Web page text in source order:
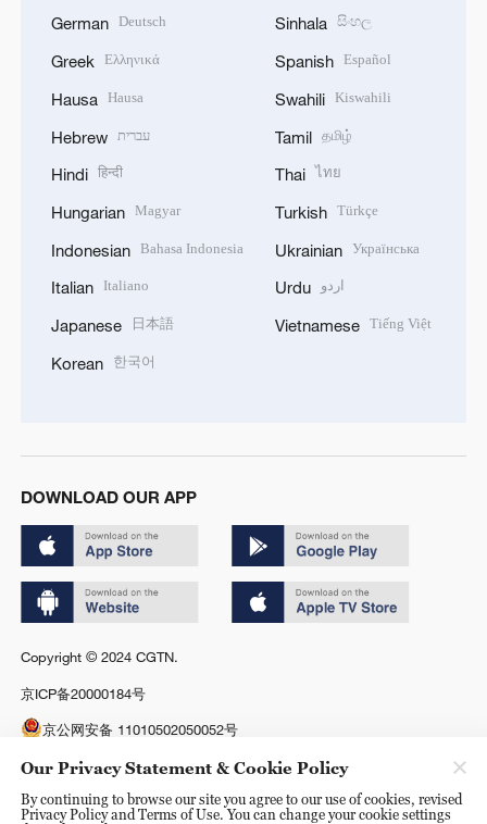
German Deutsch
Greek Ελληνικά
Hausa Hausa
Hebrew עברית
Hindi हिन्दी
Hungarian Magyar
Indonesian Bahasa Indonesia
Italian Italiano
Japanese 日本語
Korean 한국어
Sinhala සිංහල
Spanish Español
Swahili Kiswahili
Tamil தமிழ்
Thai ไทย
Turkish Türkçe
Ukrainian Українська
Urdu اردو
Vietnamese Tiếng Việt
DOWNLOAD OUR APP
Copyright © 2024 CGTN.
京ICP备20000184号
京公网安备 11010502050052号
Disinformation report hotline: 010-85061466
Our Privacy Statement & Cookie Policy
By continuing to browse our site you agree to our use of cookies, revised
Privacy Policy and Terms of Use. You can change your cookie settings